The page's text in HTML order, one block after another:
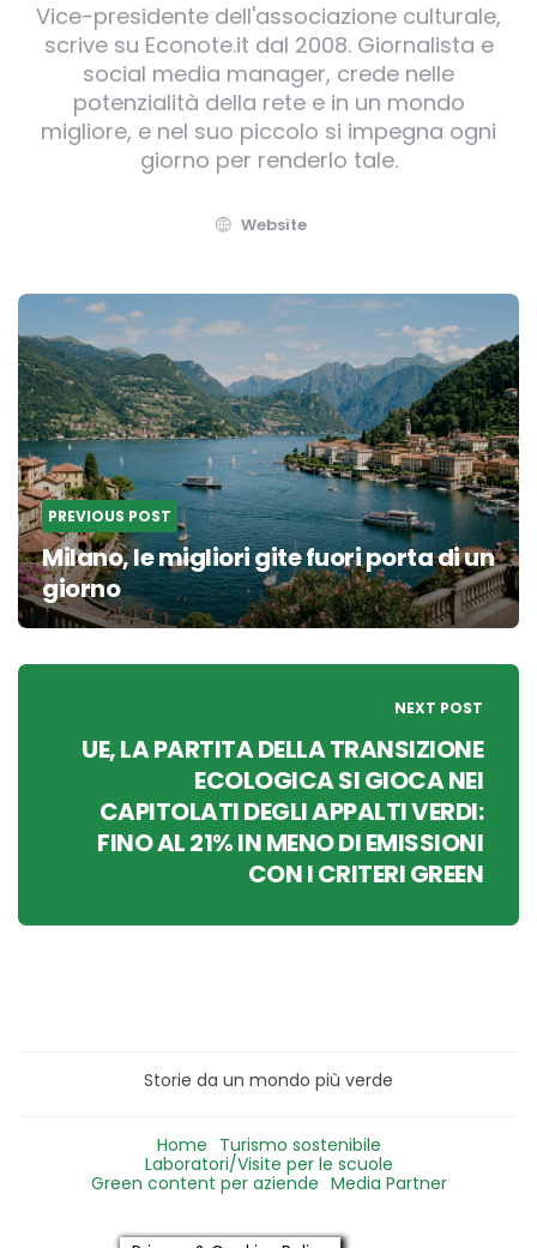
Vice-presidente dell'associazione culturale,
scrive su Econote.it dal 2008. Giornalista e
social media manager, crede nelle
potenzialità della rete e in un mondo
migliore, e nel suo piccolo si impegna ogni
giorno per renderlo tale.
Website
Post
navigation
PREVIOUS POST
Milano, le migliori gite fuori porta di un
giorno
NEXT POST
UE, LA PARTITA DELLA TRANSIZIONE
ECOLOGICA SI GIOCA NEI
CAPITOLATI DEGLI APPALTI VERDI:
FINO AL 21% IN MENO DI EMISSIONI
CON I CRITERI GREEN
Storie da un mondo più verde
Home Turismo sostenibile
Laboratori/Visite per le scuole
Green content per aziende Media Partner